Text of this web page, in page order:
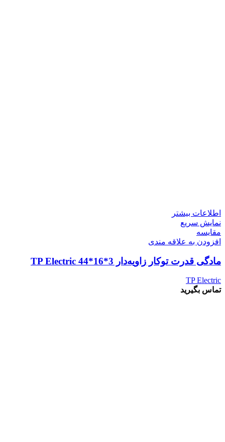
اطلاعات بیشتر
نمایش سریع
مقايسه
افزودن به علاقه مندی
مادگی قدرت توکار زاویه‌دار 3*16*44 TP Electric
TP Electric
تماس بگیرید